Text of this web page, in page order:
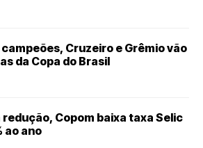
Cruzeiro e Grêmio vão
da Copa do Brasil
redução, Copom baixa taxa Selic
ao ano